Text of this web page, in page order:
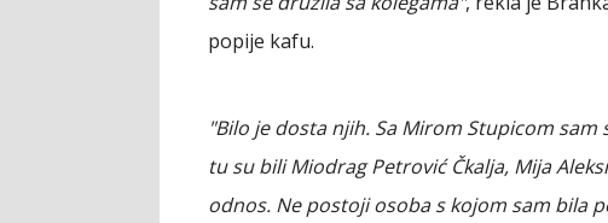
popije kafu.
"Bilo je dosta njih. Sa Mirom Stupicom sam
tu su bili Miodrag Petrović Čkalja, Mija
odnos. Ne postoji osoba s kojom sam bila